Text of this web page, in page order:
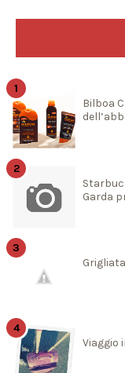
Bilboa
Garda
Viaggio